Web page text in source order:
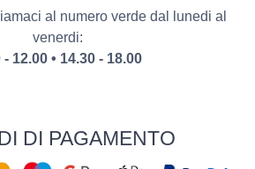
nelle batterie di scambio termico
e manutenzione
con verniciatura poliestere
al numero verde dal lunedi al
venerdi:
- 12.00 • 14.30 - 18.00
DI PAGAMENTO